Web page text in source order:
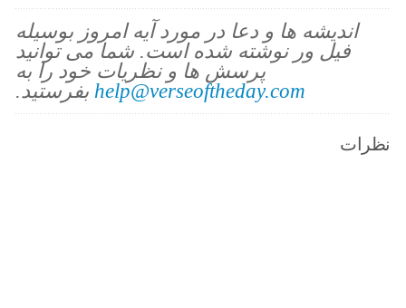
اندیشه ها و دعا در مورد آیه امروز بوسیله
فیل ور نوشته شده است. شما می توانید
پرسش ها و نظریات خود را به
help@verseoftheday.com بفرستید.
نظرات